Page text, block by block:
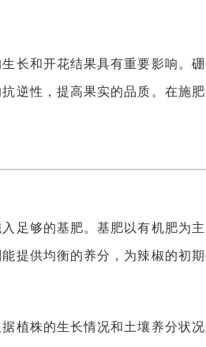
和开花结果具有重要影响。硼
逆性，提高果实的品质。在施
够的基肥。基肥以有机肥为主
提供均衡的养分，为辣椒的初期
株的生长情况和土壤养分状况